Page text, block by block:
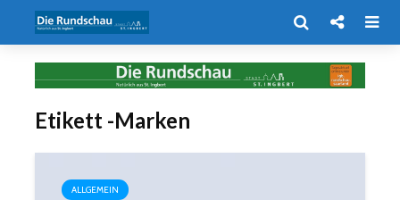
Etikett -Marken
ALLGEMEIN